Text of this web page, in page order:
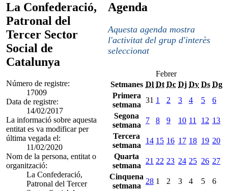
La Confederació,
Patronal del
Tercer Sector
Social de
Catalunya
Número de registre:
17009
Data de registre:
14/02/2017
La informació sobre aquesta
entitat es va modificar per
última vegada el:
11/02/2020
Nom de la persona, entitat o
organització:
La Confederació,
Patronal del Tercer
Agenda
Aquesta agenda mostra
l'activitat del grup d'interès
seleccionat
Febrer
Setmanes Dl Dt Dc Dj Dv Ds Dg
Primera
setmana
31 1 2 3 4 5
6
Segona
setmana
7 8 9 10 11 12 13
Tercera
setmana
14 15 16 17 18 19 20
Quarta
setmana
21 22 23 24 25 26 27
Cinquena
setmana
28 1 2 3 4 5 6